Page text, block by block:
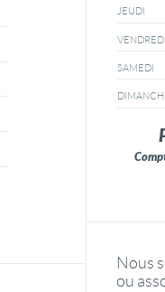
JEUDI
VENDREDI
SAMEDI
Nous
ou